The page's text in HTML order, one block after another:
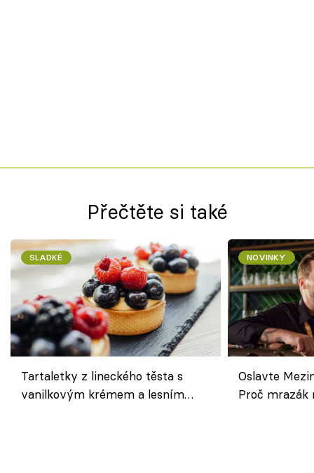
Přečtěte si také
SLADKÉ
Tartaletky z lineckého těsta s
vanilkovým krémem a lesním
NOVINKY
Oslavte
Proč